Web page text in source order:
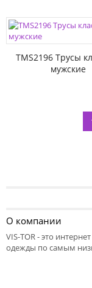
TMS2196 Трусы
мужские
О компании
VIS-TOR - это
одежды по самым